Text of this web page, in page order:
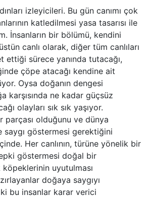
izleyicileri. Bu gün canımı çok
katledilmesi yasa tasarısı ile
İnsanların bir bölümü, kendini
canlı olarak, diğer tüm canlıları
ettiği sürece yanında tutacağı,
çöpe atacağı kendine ait
Oysa doğanın dengesi
karşısında ne kadar güçsüz
olayları sık sık yaşıyor.
parçası olduğunu ve dünya
saygı göstermesi gerektiğini
Her canlının, türüne yönelik bir
göstermesi doğal bir
köpeklerinin uyutulması
doğaya saygıyı
bu insanlar karar verici